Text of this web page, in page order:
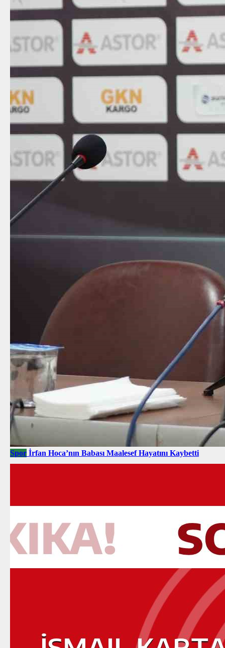
Spor İrfan Hoca’nın Babası Maalesef Hayatını Kaybetti